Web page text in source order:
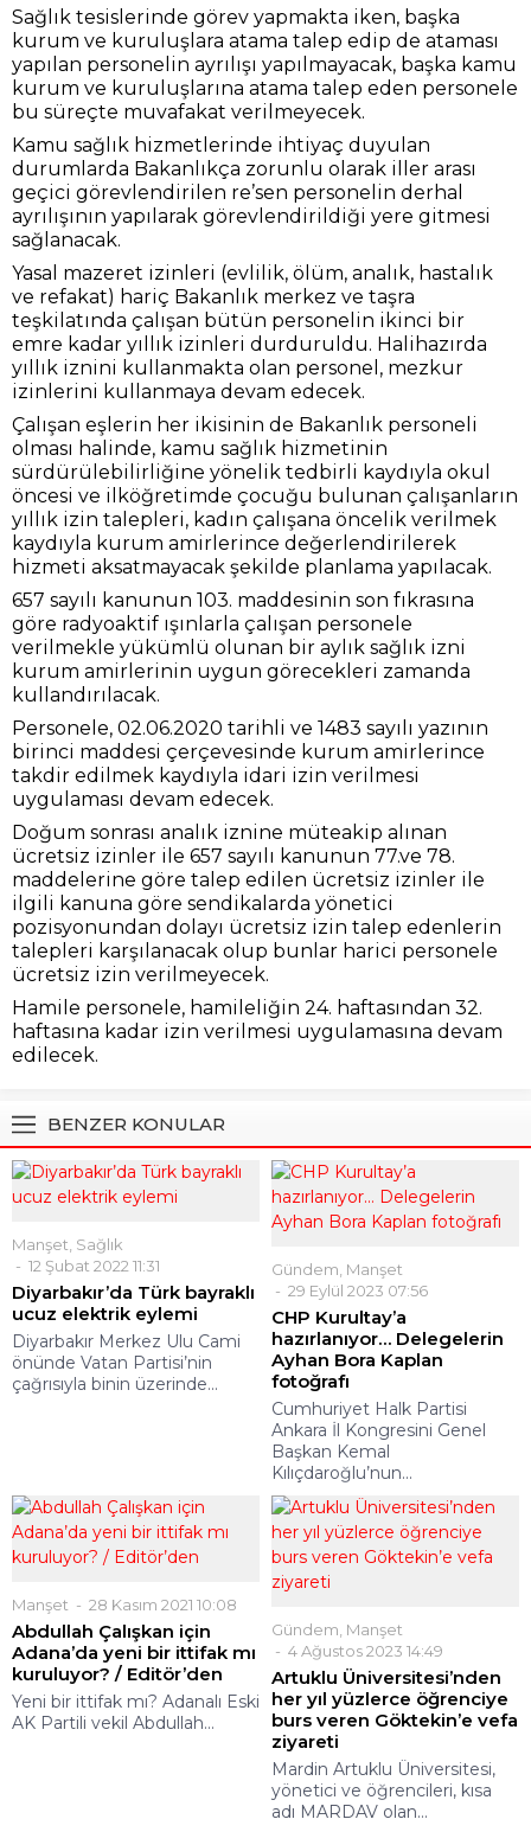
Sağlık tesislerinde görev yapmakta iken, başka
kurum ve kuruluşlara atama talep edip de ataması
yapılan personelin ayrılışı yapılmayacak, başka kamu
kurum ve kuruluşlarına atama talep eden personele
bu süreçte muvafakat verilmeyecek.
Kamu sağlık hizmetlerinde ihtiyaç duyulan
durumlarda Bakanlıkça zorunlu olarak iller arası
geçici görevlendirilen re’sen personelin derhal
ayrılışının yapılarak görevlendirildiği yere gitmesi
sağlanacak.
Yasal mazeret izinleri (evlilik, ölüm, analık, hastalık
ve refakat) hariç Bakanlık merkez ve taşra
teşkilatında çalışan bütün personelin ikinci bir
emre kadar yıllık izinleri durduruldu. Halihazırda
yıllık iznini kullanmakta olan personel, mezkur
izinlerini kullanmaya devam edecek.
Çalışan eşlerin her ikisinin de Bakanlık personeli
olması halinde, kamu sağlık hizmetinin
sürdürülebilirliğine yönelik tedbirli kaydıyla okul
öncesi ve ilköğretimde çocuğu bulunan çalışanların
yıllık izin talepleri, kadın çalışana öncelik verilmek
kaydıyla kurum amirlerince değerlendirilerek
hizmeti aksatmayacak şekilde planlama yapılacak.
657 sayılı kanunun 103. maddesinin son fıkrasına
göre radyoaktif ışınlarla çalışan personele
verilmekle yükümlü olunan bir aylık sağlık izni
kurum amirlerinin uygun görecekleri zamanda
kullandırılacak.
Personele, 02.06.2020 tarihli ve 1483 sayılı yazının
birinci maddesi çerçevesinde kurum amirlerince
takdir edilmek kaydıyla idari izin verilmesi
uygulaması devam edecek.
Doğum sonrası analık iznine müteakip alınan
ücretsiz izinler ile 657 sayılı kanunun 77.ve 78.
maddelerine göre talep edilen ücretsiz izinler ile
ilgili kanuna göre sendikalarda yönetici
pozisyonundan dolayı ücretsiz izin talep edenlerin
talepleri karşılanacak olup bunlar harici personele
ücretsiz izin verilmeyecek.
Hamile personele, hamileliğin 24. haftasından 32.
haftasına kadar izin verilmesi uygulamasına devam
edilecek.
BENZER KONULAR
Manşet Sağlık
12 Şubat 2022 11:31
Diyarbakır’da Türk bayraklı
ucuz elektrik eylemi
Diyarbakır Merkez Ulu Cami
önünde Vatan Partisi’nin
çağrısıyla binin üzerinde...
Gündem Manşet
29 Eylül 2023 07:56
CHP Kurultay’a
hazırlanıyor… Delegelerin
Ayhan Bora Kaplan
fotoğrafı
Cumhuriyet Halk Partisi
Ankara İl Kongresini Genel
Başkan Kemal
Kılıçdaroğlu’nun...
Manşet 28 Kasım 2021 10:08
Abdullah Çalışkan için
Adana’da yeni bir ittifak mı
kuruluyor? / Editör’den
Yeni bir ittifak mı? Adanalı Eski
AK Partili vekil Abdullah...
Gündem Manşet
4 Ağustos 2023 14:49
Artuklu Üniversitesi’nden
her yıl yüzlerce öğrenciye
burs veren Göktekin’e vefa
ziyareti
Mardin Artuklu Üniversitesi,
yönetici ve öğrencileri, kısa
adı MARDAV olan...